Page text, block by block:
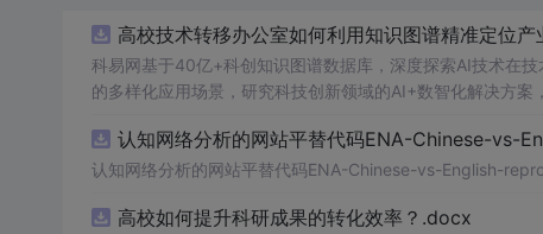
高校技术转移办公室如何利用知识图谱精准定位
科易网基于40亿+科创知识图谱数据库，深度探索AI技术在
的多样化应用场景，研究科技创新领域的AI+数智化解决方案
认知网络分析的网站平替代码ENA-Chinese-vs-
认知网络分析的网站平替代码ENA-Chinese-vs-English-
高校如何提升科研成果的转化效率？.docx